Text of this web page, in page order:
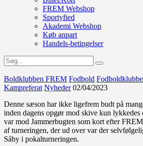
FREM Webshop
Sportyfied
Akademi Webshop
Køb anpart
Handels-betingelser
Boldklubben FREM Fodbold
Kampreferat Nyheder 02/04/2023
Denne sæson har ikke ligefrem budt på
inden dagens opgør mod skive kun lykkedes
var mod Jammerbugten som kort efter
af turneringen, der ud over var der
Såby i pokalturneringen.